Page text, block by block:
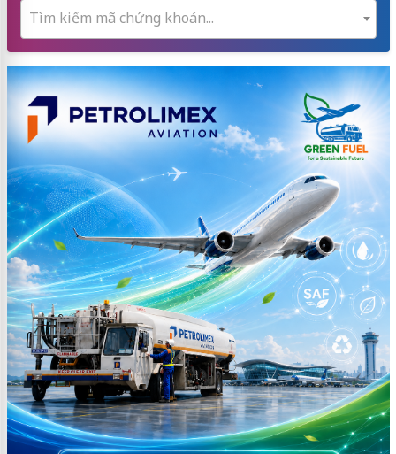
Tìm kiếm mã chứng khoán...